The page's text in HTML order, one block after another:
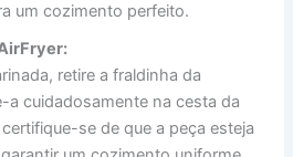
um cozimento perfeito.
retire a fraldinha da
a cuidadosamente na cesta da
se de que a peça esteja